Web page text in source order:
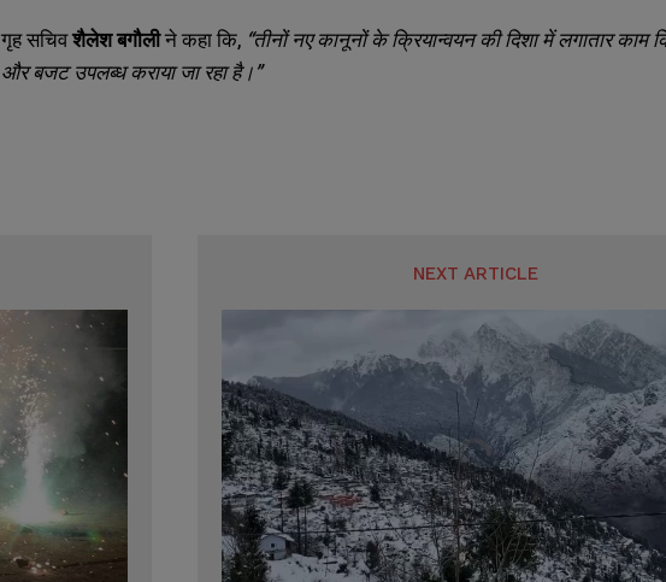
गृह सचिवशैलेश बगौलीने कहा कि, “तीनों नए कानूनों के क्रियान्वयन की दिशा में लगातार
और बजट उपलब्ध कराया जा रहा है।”
NEXT ARTICLE